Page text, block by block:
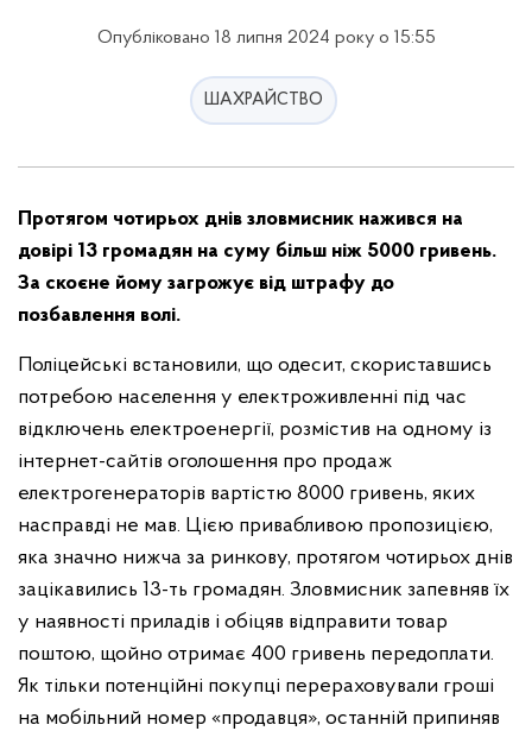
Опубліковано 18 липня 2024 року о 15:55
ШАХРАЙСТВО
Протягом чотирьох днів зловмисник нажився на
довірі 13 громадян на суму більш ніж 5000 гривень.
За скоєне йому загрожує від штрафу до
позбавлення волі.
Поліцейські встановили, що одесит, скориставшись
потребою населення у електроживленні під час
відключень електроенергії, розмістив на одному із
інтернет-сайтів оголошення про продаж
електрогенераторів вартістю 8000 гривень, яких
насправді не мав. Цією привабливою пропозицією,
яка значно нижча за ринкову, протягом чотирьох днів
зацікавились 13-ть громадян. Зловмисник запевняв їх
у наявності приладів і обіцяв відправити товар
поштою, щойно отримає 400 гривень передоплати.
Як тільки потенційні покупці перераховували гроші
на мобільний номер «продавця», останній припиняв